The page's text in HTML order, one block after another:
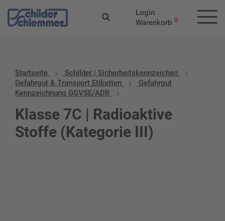
Login
Warenkorb 0
Startseite
Schilder | Sicherheitskennzeichen
Gefahrgut & Transport Etiketten
Gefahrgut
Kennzeichnung GGVSE/ADR
Klasse 7C | Radioaktive
Stoffe (Kategorie III)